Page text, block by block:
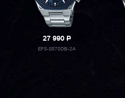
27 990P
EFS-S570DB-2A